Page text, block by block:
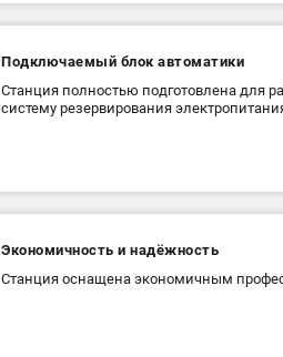
Подключаемый блок автоматики
Станция полностью подготовлена для
систему резервирования
Экономичность и надёжность
Станция оснащена экономичным